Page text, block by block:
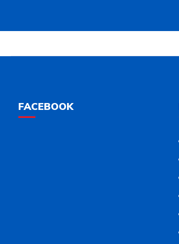
FACEBOOK